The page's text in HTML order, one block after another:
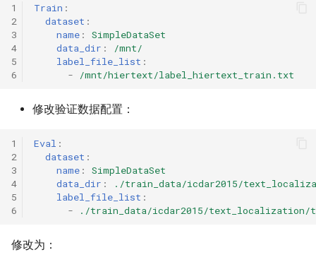
1
2
3
4
5
6
Train :
dataset :
name :
SimpleDataSet
data_dir :
/mnt/
label_file_list :
-
/mnt/hiertext/label_hiertext_train.txt
修改验证数据配置：
1
2
3
4
5
6
Eval :
dataset :
name :
SimpleDataSet
data_dir :
./train_data/icdar2015/
label_file_list :
-
./train_data/icdar2015/text_localization/
修改为：